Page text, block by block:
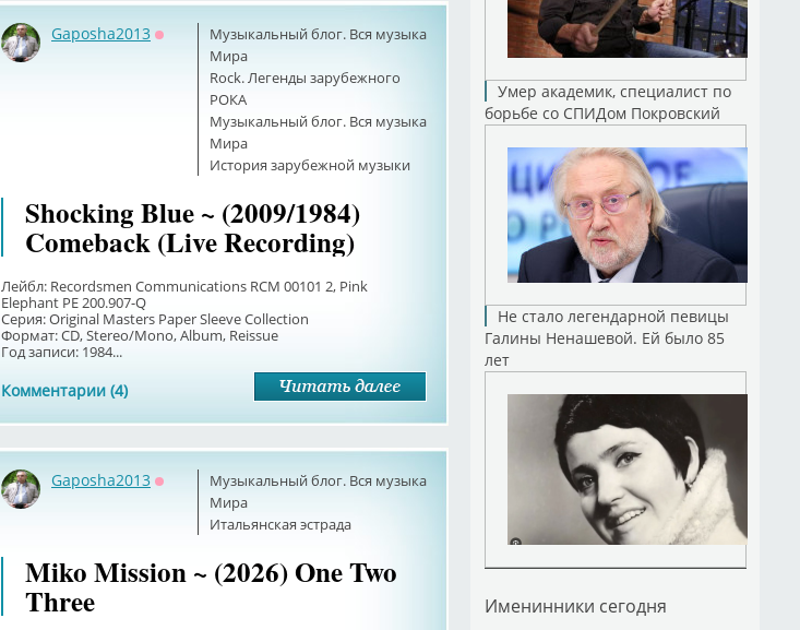
Музыкальный блог. Вся музыка
Мира
Rock. Легенды зарубежного
РОКА
Музыкальный блог. Вся музыка
Мира
История зарубежной музыки
Gaposha2013
Оффлайн
Shocking Blue ~ (2009/1984)
Comeback (Live Recording)
Лейбл: Recordsmen Communications RCM 00101 2, Pink
Elephant PE 200.907-Q
Серия: Original Masters Paper Sleeve Collection
Формат: CD, Stereo/Mono, Album, Reissue
Год записи: 1984...
Комментарии (4)
Музыкальный блог. Вся музыка
Мира
Итальянская эстрада
Gaposha2013
Оффлайн
Miko Mission ~ (2026) One Two
Three
Умер академик, специалист по
борьбе со СПИДом Покровский
Не стало легендарной певицы
Галины Ненашевой. Ей было 85
лет
Именинники сегодня